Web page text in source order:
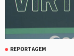
REPORTAGEM